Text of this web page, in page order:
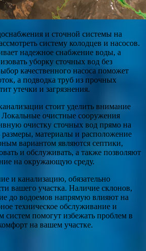
и сточной системы на
систему колодцев и насосов.
надежное снабжение воды, а
уборку сточных вод без
качественного насоса поможет
а подводка труб из прочных
утечки и загрязнения.
стоит уделить внимание
очистные сооружения
очистку сточных вод прямо на
размеры, материалы и расположение
вариантом являются септики,
и обслуживать, а также позволяют
на окружающую среду.
и канализацию, обязательно
вашего участка. Наличие склонов,
до водоемов напрямую влияют на
техническое обслуживание и
систем помогут избежать проблем в
на вашем участке.